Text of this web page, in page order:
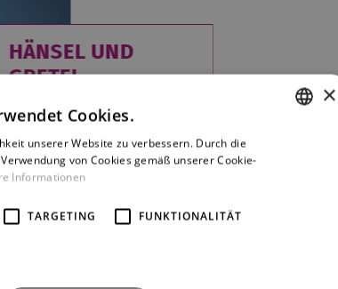
HÄNSEL UND
GRETEL
die ganze Familiemehr
×
Cookies.
unserer Website zu verbessern. Durch die
von Cookies gemäß unserer Cookie-
Informationen
TARGETING FUNKTIONALITÄT